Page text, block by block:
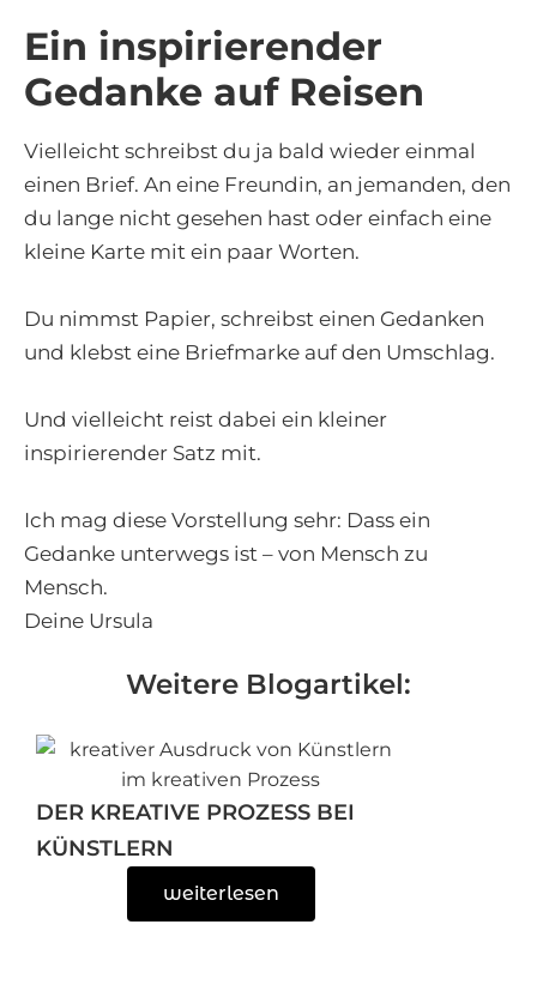
Ein inspirierender
Gedanke auf Reisen
Vielleicht schreibst du ja bald wieder einmal
einen Brief. An eine Freundin, an jemanden, den
du lange nicht gesehen hast oder einfach eine
kleine Karte mit ein paar Worten.
Du nimmst Papier, schreibst einen Gedanken
und klebst eine Briefmarke auf den Umschlag.
Und vielleicht reist dabei ein kleiner
inspirierender Satz mit.
Ich mag diese Vorstellung sehr: Dass ein
Gedanke unterwegs ist – von Mensch zu
Mensch.
Deine Ursula
Weitere Blogartikel:
DER KREATIVE PROZESS BEI
KÜNSTLERN
weiterlesen